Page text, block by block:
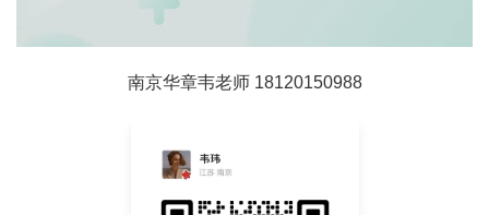
南京华章韦老师 18120150988